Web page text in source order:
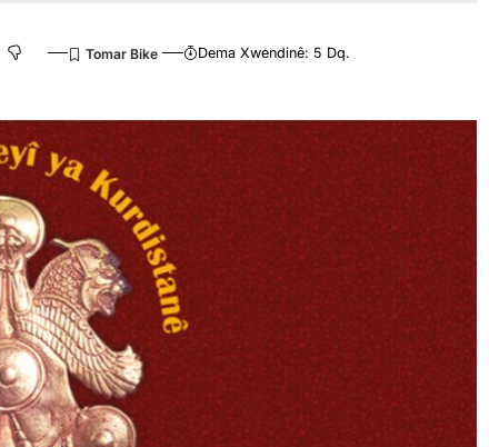
Dema Xwendinê: 5 Dq.